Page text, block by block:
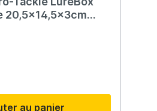
20,5x14,5x3cm
au panier